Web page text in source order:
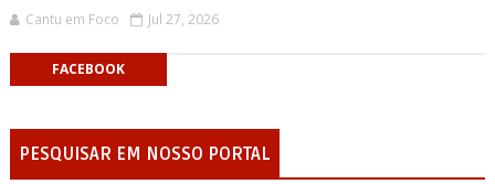
Cantu em Foco Jul 27, 2026
FACEBOOK
PESQUISAR EM NOSSO PORTAL